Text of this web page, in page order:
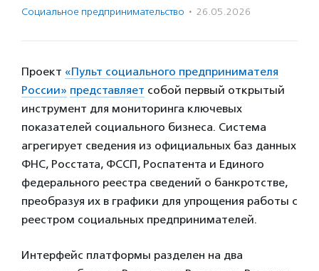
Социальное предпри­нима­тель­ство · 26.05.2026
Проект «Пульт социального предпринимателя
России» представляет собой первый открытый
инструмент для мониторинга ключевых
показателей социального бизнеса. Система
агрегирует сведения из официальных баз данных
ФНС, Росстата, ФССП, Роспатента и Единого
федерального реестра сведений о банкротстве,
преобразуя их в графики для упрощения работы с
реестром социальных предпринимателей.
Интерфейс платформы разделен на два